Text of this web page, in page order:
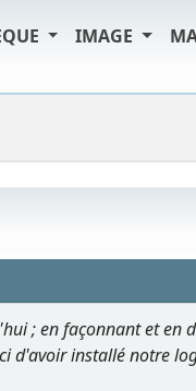
IMAGE
; en façonnant et
d'avoir installé notre